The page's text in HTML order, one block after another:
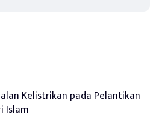
Kelistrikan pada Pelantikan
Islam